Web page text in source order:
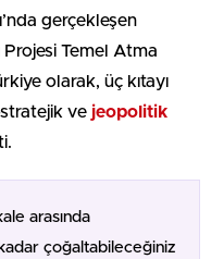
gerçekleşen
Projesi Temel Atma
olarak, üç kıtayı
ve jeopolitik
arasında
çoğaltabileceğiniz